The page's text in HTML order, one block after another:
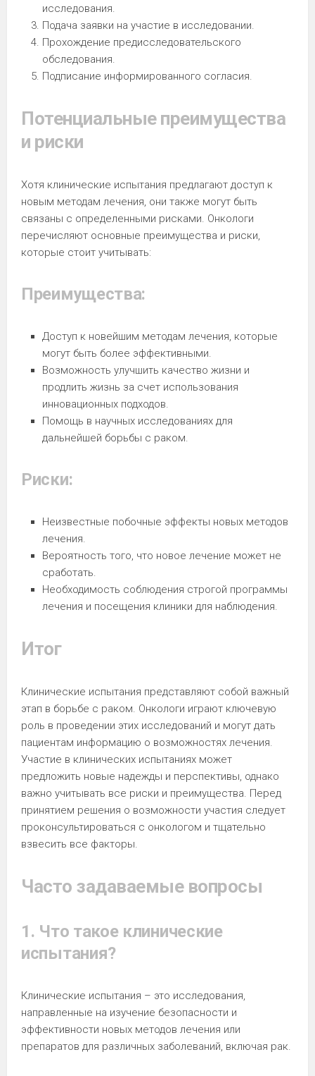
исследования.
Подача заявки на участие в исследовании.
Прохождение предисследовательского
обследования.
Подписание информированного согласия.
Потенциальные преимущества
и риски
Хотя клинические испытания предлагают доступ к
новым методам лечения, они также могут быть
связаны с определенными рисками. Онкологи
перечисляют основные преимущества и риски,
которые стоит учитывать:
Преимущества:
Доступ к новейшим методам лечения, которые
могут быть более эффективными.
Возможность улучшить качество жизни и
продлить жизнь за счет использования
инновационных подходов.
Помощь в научных исследованиях для
дальнейшей борьбы с раком.
Риски:
Неизвестные побочные эффекты новых методов
лечения.
Вероятность того, что новое лечение может не
сработать.
Необходимость соблюдения строгой программы
лечения и посещения клиники для наблюдения.
Итог
Клинические испытания представляют собой важный
этап в борьбе с раком. Онкологи играют ключевую
роль в проведении этих исследований и могут дать
пациентам информацию о возможностях лечения.
Участие в клинических испытаниях может
предложить новые надежды и перспективы, однако
важно учитывать все риски и преимущества. Перед
принятием решения о возможности участия следует
проконсультироваться с онкологом и тщательно
взвесить все факторы.
Часто задаваемые вопросы
1. Что такое клинические
испытания?
Клинические испытания – это исследования,
направленные на изучение безопасности и
эффективности новых методов лечения или
препаратов для различных заболеваний, включая рак.